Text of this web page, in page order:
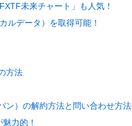
未来チャート」も人気！
ルデータ）を取得可能！
方法
ン）の解約方法と問い合わせ方法
力的！